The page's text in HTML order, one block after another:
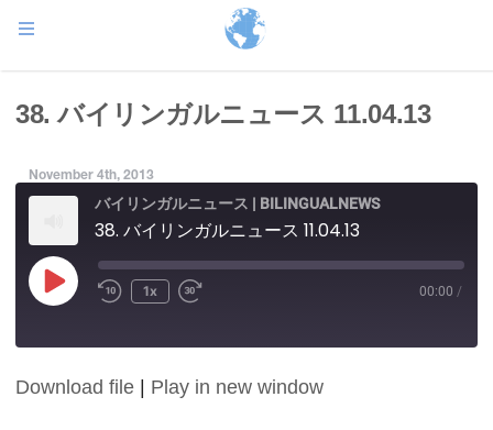
38. バイリンガルニュース 11.04.13
November 4th, 2013
バイリンガルニュース | BILINGUALNEWS
38. バイリンガルニュース 11.04.13
Play
Episode
1x 00:00 /
SHARE
Download file Play in new window